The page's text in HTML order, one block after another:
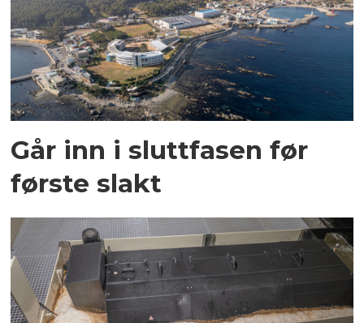
Går inn i sluttfasen før
første slakt